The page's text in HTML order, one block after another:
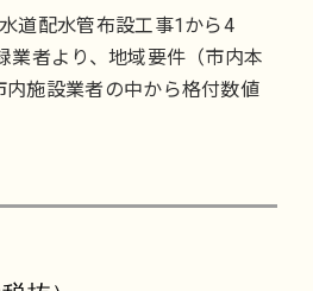
道配水管布設工事1から4
業者より、地域要件（市内本
施設業者の中から格付数値